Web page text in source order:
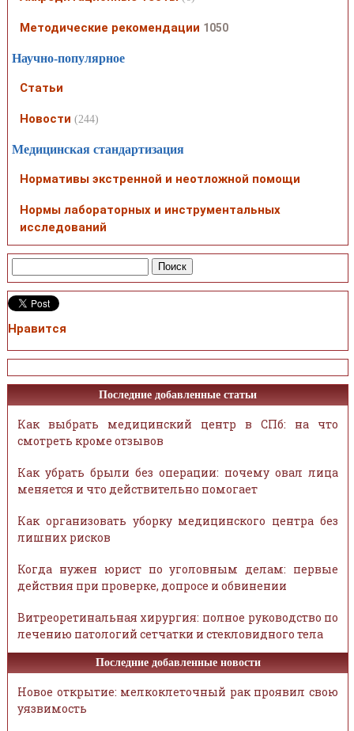
Методические рекомендации 1050
Научно-популярное
Статьи
Новости (244)
Медицинская стандартизация
Нормативы экстренной и неотложной помощи
Нормы лабораторных и инструментальных
исследований
Нравится
Последние добавленные статьи
Как выбрать медицинский центр в СПб: на что
смотреть кроме отзывов
Как убрать брыли без операции: почему овал лица
меняется и что действительно помогает
Как организовать уборку медицинского центра без
лишних рисков
Когда нужен юрист по уголовным делам: первые
действия при проверке, допросе и обвинении
Витреоретинальная хирургия: полное руководство по
лечению патологий сетчатки и стекловидного тела
Последние добавленные новости
Новое открытие: мелкоклеточный рак проявил свою
уязвимость